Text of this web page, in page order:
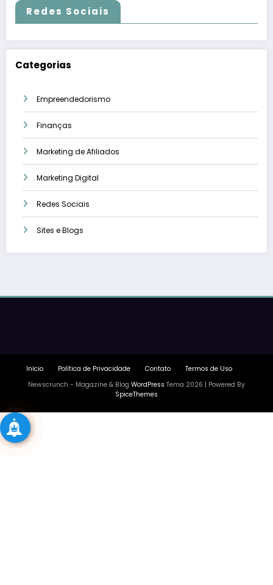
Redes Sociais
Categorias
Empreendedorismo
Finanças
Marketing de Afiliados
Marketing Digital
Redes Sociais
Sites e Blogs
Início Política de Privacidade Contato
Termos de Uso
Newscrunch - Magazine & Blog WordPress Tema 2026 | Powered By
SpiceThemes